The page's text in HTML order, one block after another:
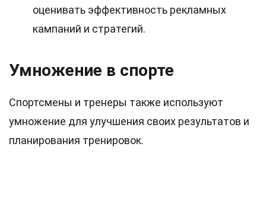
оценивать эффективность рекламных
кампаний и стратегий.
Умножение в спорте
Спортсмены и тренеры также используют
умножение для улучшения своих результатов и
планирования тренировок.